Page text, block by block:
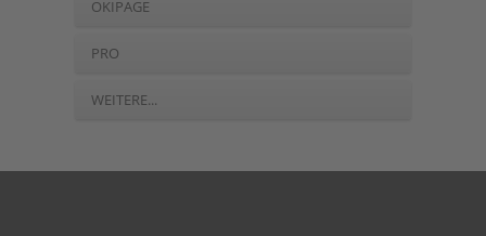
OKIPAGE
PRO
WEITERE...